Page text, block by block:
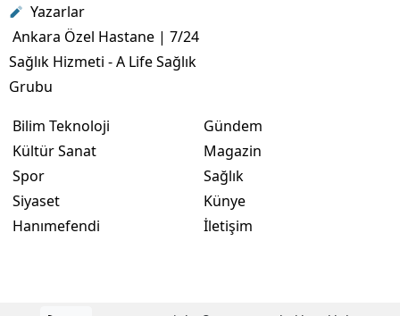
Yazarlar
Ankara Özel Hastane | 7/24
Sağlık Hizmeti - A Life Sağlık
Grubu
Bilim Teknoloji
Kültür Sanat
Spor
Siyaset
Hanımefendi
Gündem
Magazin
Sağlık
Künye
İletişim